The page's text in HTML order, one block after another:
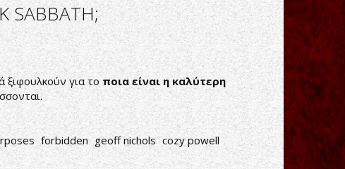
SABBATH;
ξιφουλκούν για το ποια είναι η καλύτερη
forbidden geoff nichols cozy powell